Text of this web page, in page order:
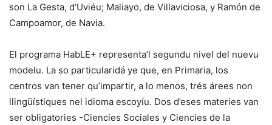
son La Gesta, d’Uviéu; Maliayo, de Villaviciosa, y Ramón de
Campoamor, de Navia.
El programa HabLE+ representa’l segundu nivel del nuevu
modelu. La so particularidá ye que, en Primaria, los
centros van tener qu’impartir, a lo menos, trés árees non
llingüístiques nel idioma escoyíu. Dos d’eses materies van
ser obligatories -Ciencies Sociales y Ciencies de la